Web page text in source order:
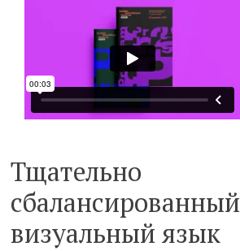
Тщательно
сбалансированный
визуальный язык